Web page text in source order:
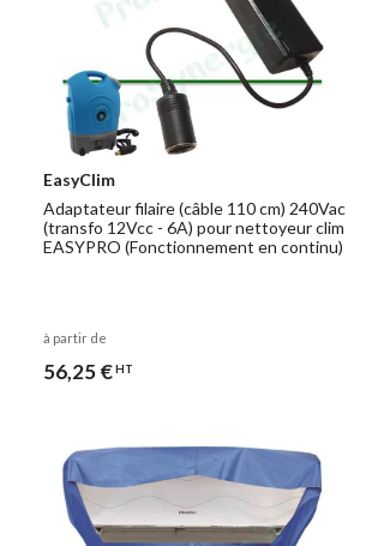
EasyClim
Adaptateur filaire (câble 110 cm) 240Vac
(transfo 12Vcc - 6A) pour nettoyeur clim
EASYPRO (Fonctionnement en continu)
à partir de
56,25 €HT